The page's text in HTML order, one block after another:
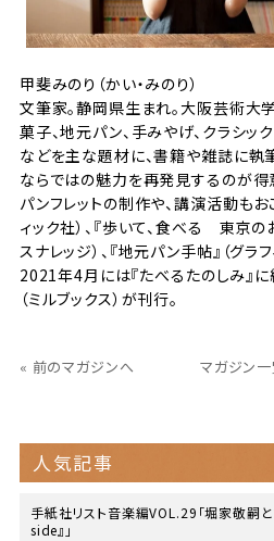
甲斐みのり（かい・みのり）
文筆家。静岡県生まれ。大阪芸術大
菓子、地元パン、手みやげ、クラシッ
などを主な題材に、書籍や雑誌に執筆
ならではの魅力を再発見するのが
パンフレットの制作や、講演活動もお
ィック社）、『歩いて、食べる 東京の
スナレッジ）、『地元パン手帖』（グラ
2021年4月には『たべるたのしみ』に
（ミルブックス）が刊行。
« 前のマガジンへ マガジン
人気記事
手紙社リスト音楽編VOL.29「堀家敬嗣
side』」